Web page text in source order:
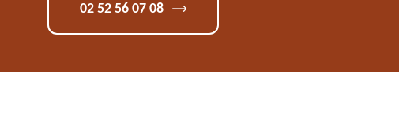
02 52 56 07 08